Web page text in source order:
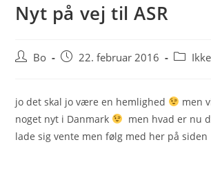
Nyt på vej til ASR
PostBo
Post22. februar 2016
Post
jo det skal jo være en hemlighed
men
noget nyt i Danmark
men hvad er nu
lade sig vente men følg med her på siden